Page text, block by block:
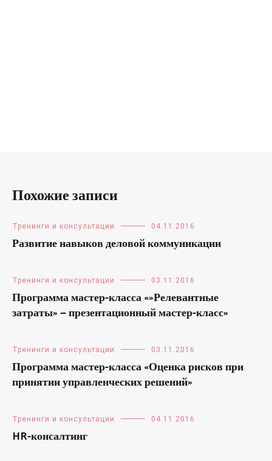
Похожие записи
Тренинги и консультации 04.11.2016
Развитие навыков деловой коммуникации
Тренинги и консультации 03.11.2016
Программа мастер-класса «»Релевантные
затраты» — презентационный мастер-класс»
Тренинги и консультации 03.11.2016
Программа мастер-класса «Оценка рисков при
принятии управленческих решений»
Тренинги и консультации 04.11.2016
HR-консалтинг